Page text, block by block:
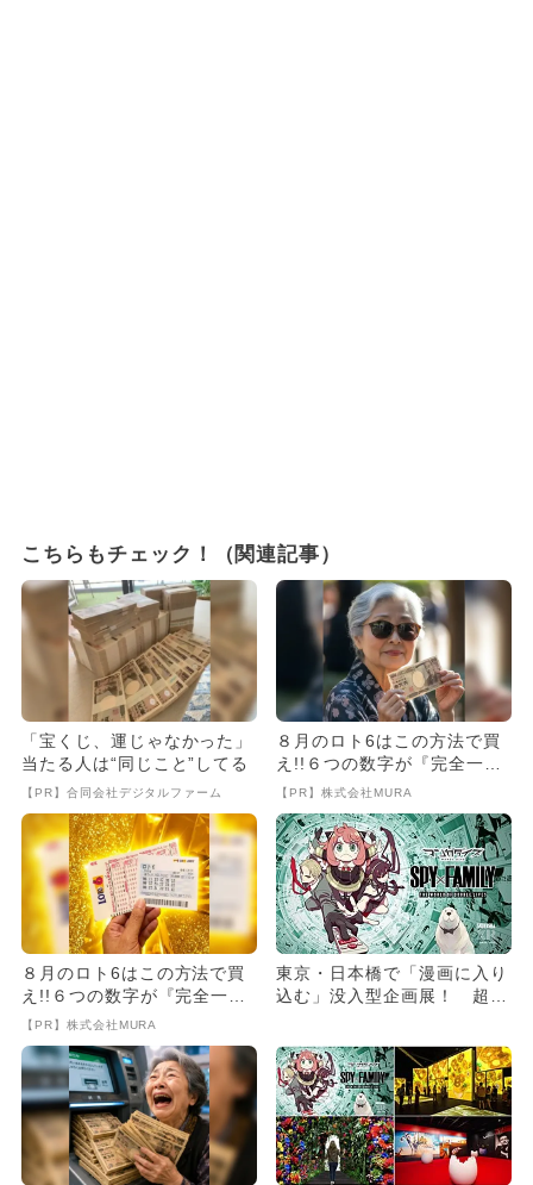
こちらもチェック！（関連記事）
「宝くじ、運じゃなかった」
当たる人は“同じこと”してる
【PR】合同会社デジタルファーム
８月のロト6はこの方法で買
え!!６つの数字が『完全一
致』する方法
【PR】株式会社MURA
８月のロト6はこの方法で買
え!!６つの数字が『完全一
致』する方法
【PR】株式会社MURA
東京・日本橋で「漫画に入り
込む」没入型企画展！ 超人